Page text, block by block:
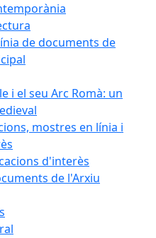
de documents de
i el seu Arc Romà: un
mostres en línia i
d'interès
de l'Arxiu